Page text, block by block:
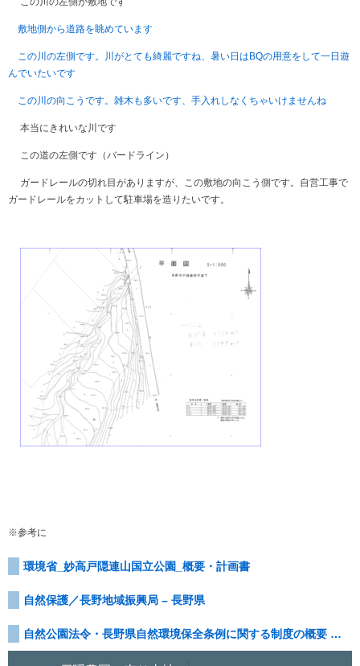
敷地側から道路を眺めています
この川の左側です。川がとても綺麗ですね、暑い日はBQの用意をして一日遊
んでいたいです
この川の向こうです。雑木も多いです、手入れしなくちゃいけませんね
本当にきれいな川です
この道の左側です（バードライン）
ガードレールの切れ目がありますが、この敷地の向こう側です。自営工事で
ガードレールをカットして駐車場を造りたいです。
※参考に
環境省_妙高戸隠連山国立公園_概要・計画書
自然保護／長野地域振興局 – 長野県
自然公園法令・長野県自然環境保全条例に関する制度の概要 …